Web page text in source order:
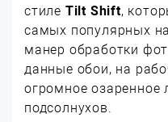
стиле Tilt Shift,
самых популярных
манер обработки
данные обои, на
огромное озаренное
подсолнухов.